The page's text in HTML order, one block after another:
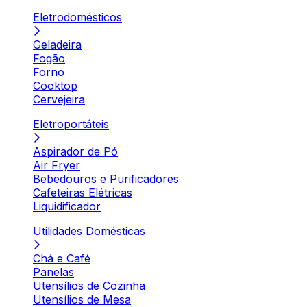
Eletrodomésticos
Geladeira
Fogão
Forno
Cooktop
Cervejeira
Eletroportáteis
Aspirador de Pó
Air Fryer
Bebedouros e Purificadores
Cafeteiras Elétricas
Liquidificador
Utilidades Domésticas
Chá e Café
Panelas
Utensílios de Cozinha
Utensílios de Mesa